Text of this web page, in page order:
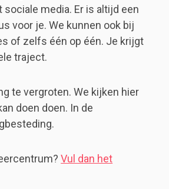
media. Er is altijd een
voor je. We kunnen ook bij
of zelfs één op één. Je krijgt
traject.
te vergroten. We kijken hier
doen doen. In de
Vul dan het